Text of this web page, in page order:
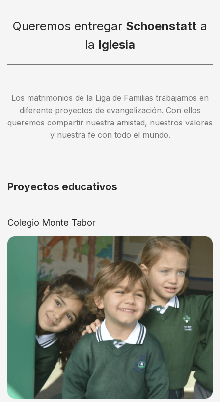
Queremos entregar Schoenstatt a
la Iglesia
Los matrimonios de la Liga de Familias trabajamos en
diferente proyectos de evangelización. Con ellos
queremos compartir nuestra amistad, nuestros valores
y nuestra fe con todo el mundo.
Proyectos educativos
Colegio Monte Tabor